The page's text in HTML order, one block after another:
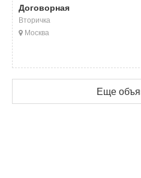
Договорная
Вторичка
Москва
Еще